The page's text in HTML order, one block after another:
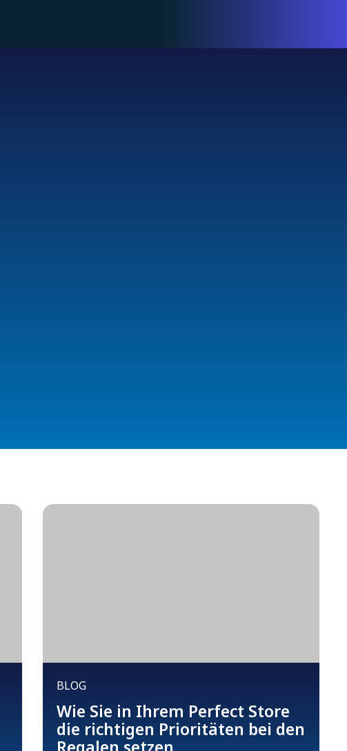
BLOG
Wie Sie in Ihrem Perfect Store
die richtigen Prioritäten bei den